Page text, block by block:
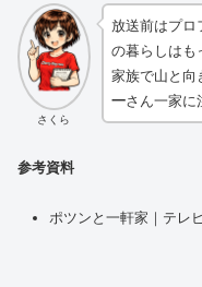
さくら
放送前はプロ
の暮らしはも
家族で山と向
一さん一家に
参考資料
ポツンと一軒家｜テレ